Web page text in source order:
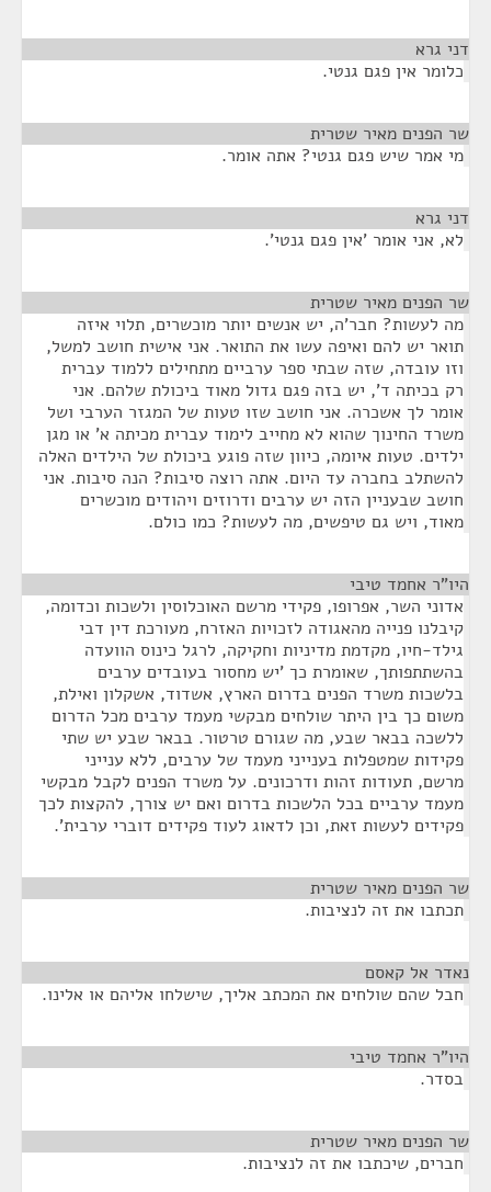
דני גרא
כלומר אין פגם גנטי.
שר הפנים מאיר שטרית
מי אמר שיש פגם גנטי? אתה אומר.
דני גרא
לא, אני אומר 'אין פגם גנטי'.
שר הפנים מאיר שטרית
מה לעשות? חבר'ה, יש אנשים יותר מוכשרים, תלוי איזה
תואר יש להם ואיפה עשו את התואר. אני אישית חושב למשל,
וזו עובדה, שזה שבתי ספר ערביים מתחילים ללמוד עברית
רק בכיתה ד', יש בזה פגם גדול מאוד ביכולת שלהם. אני
אומר לך אשכרה. אני חושב שזו טעות של המגזר הערבי ושל
משרד החינוך שהוא לא מחייב לימוד עברית מכיתה א' או מגן
ילדים. טעות איומה, כיוון שזה פוגע ביכולת של הילדים האלה
להשתלב בחברה עד היום. אתה רוצה סיבות? הנה סיבות. אני
חושב שבעניין הזה יש ערבים ודרוזים ויהודים מוכשרים
מאוד, ויש גם טיפשים, מה לעשות? כמו כולם.
היו"ר אחמד טיבי
אדוני השר, אפרופו, פקידי מרשם האוכלוסין ולשכות וכדומה,
קיבלנו פנייה מהאגודה לזכויות האזרח, מעורכת דין דבי
גילד-חיו, מקדמת מדיניות וחקיקה, לרגל כינוס הוועדה
בהשתתפותך, שאומרת כך 'יש מחסור בעובדים ערבים
בלשכות משרד הפנים בדרום הארץ, אשדוד, אשקלון ואילת,
משום כך בין היתר שולחים מבקשי מעמד ערבים מכל הדרום
ללשכה בבאר שבע, מה שגורם טרטור. בבאר שבע יש שתי
פקידות שמטפלות בענייני מעמד של ערבים, ללא ענייני
מרשם, תעודות זהות ודרכונים. על משרד הפנים לקבל מבקשי
מעמד ערביים בכל הלשכות בדרום ואם יש צורך, להקצות לכך
פקידים לעשות זאת, וכן לדאוג לעוד פקידים דוברי ערבית'.
שר הפנים מאיר שטרית
תכתבו את זה לנציבות.
נאדר אל קאסם
חבל שהם שולחים את המכתב אליך, שישלחו אליהם או אלינו.
היו"ר אחמד טיבי
בסדר.
שר הפנים מאיר שטרית
חברים, שיכתבו את זה לנציבות.